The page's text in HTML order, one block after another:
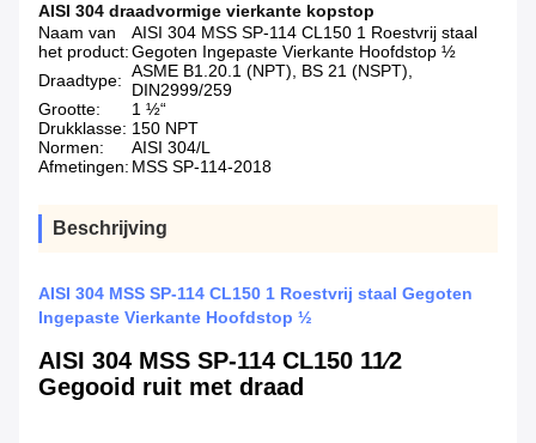
AISI 304 draadvormige vierkante kopstop
Naam van
het product:
AISI 304 MSS SP-114 CL150 1 Roestvrij staal
Gegoten Ingepaste Vierkante Hoofdstop ½
Draadtype: ASME B1.20.1 (NPT), BS 21 (NSPT),
DIN2999/259
Grootte:
1 ½“
Drukklasse: 150 NPT
Normen:
AISI 304/L
Afmetingen: MSS SP-114-2018
Beschrijving
AISI 304 MSS SP-114 CL150 1 Roestvrij staal Gegoten
Ingepaste Vierkante Hoofdstop ½
AISI 304 MSS SP-114 CL150 11⁄2
Gegooid ruit met draad